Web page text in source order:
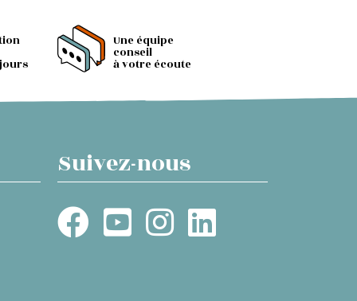
Une équipe
conseil
à votre écoute
Suivez-nous